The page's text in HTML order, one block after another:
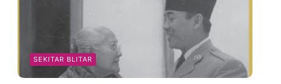
SEKITAR BLITAR